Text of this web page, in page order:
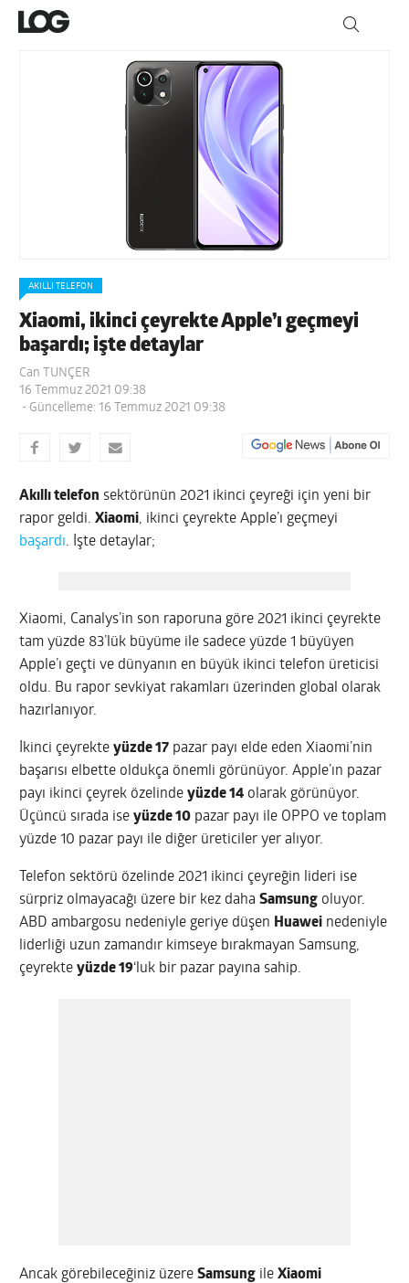
AKILLI TELEFON
Xiaomi, ikinci çeyrekte Apple’ı geçmeyi
başardı; işte detaylar
Can TUNÇER
16 Temmuz 2021 09:38
- Güncelleme: 16 Temmuz 2021 09:38
Akıllı telefon sektörünün 2021 ikinci çeyreği için yeni bir
rapor geldi.Xiaomi, ikinci çeyrekte Apple’ı geçmeyi
başardı. İşte detaylar;
Xiaomi, Canalys’in son raporuna göre 2021 ikinci çeyrekte
tam yüzde 83’lük büyüme ile sadece yüzde 1 büyüyen
Apple’ı geçti ve dünyanın en büyük ikinci telefon üreticisi
oldu. Bu rapor sevkiyat rakamları üzerinden global olarak
hazırlanıyor.
İkinci çeyrekteyüzde 17 pazar payı elde eden Xiaomi’nin
başarısı elbette oldukça önemli görünüyor. Apple’ın pazar
payı ikinci çeyrek özelindeyüzde 14 olarak görünüyor.
Üçüncü sırada iseyüzde 10 pazar payı ile OPPO ve toplam
yüzde 10 pazar payı ile diğer üreticiler yer alıyor.
Telefon sektörü özelinde 2021 ikinci çeyreğin lideri ise
sürpriz olmayacağı üzere bir kez dahaSamsung oluyor.
ABD ambargosu nedeniyle geriye düşen Huawei nedeniyle
liderliği uzun zamandır kimseye bırakmayan Samsung,
çeyrekteyüzde 19‘luk bir pazar payına sahip.
Ancak görebileceğiniz üzereSamsung ileXiaomi